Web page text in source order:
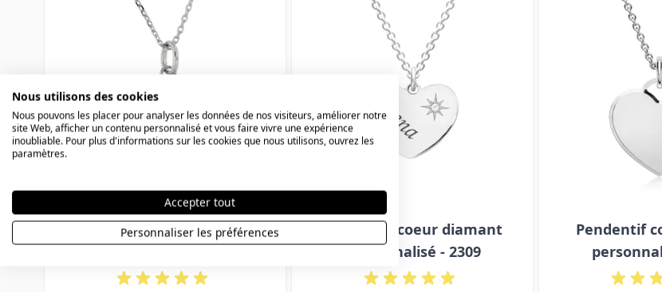
Pendentif photo argent
personnalisé - 2365
Pendentif coeur diamant
personnalisé - 2309
Pendentif
Nous utilisons des cookies
Nous pouvons les placer pour analyser les données de nos visiteurs, améliorer notre
site Web, afficher un contenu personnalisé et vous faire vivre une expérience
inoubliable. Pour plus d'informations sur les cookies que nous utilisons, ouvrez les
paramètres.
Accepter tout
Personnaliser les préférences